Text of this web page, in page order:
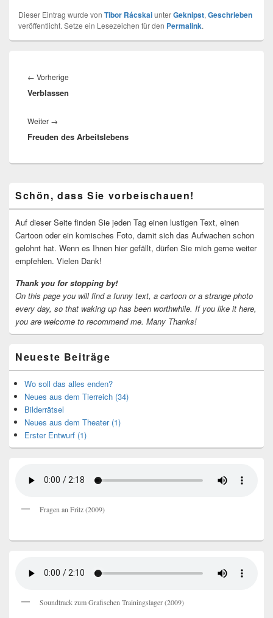
Dieser Eintrag wurde von Tibor RácskaiunterGeknipst, Geschrieben
veröffentlicht. Setze ein Lesezeichen für den Permalink.
← Vorherige
Verblassen
Weiter →
Beitrag:
Freuden des Arbeitslebens
Seitenleisten-
Widgetbereich
Schön, dass Sie vorbeischauen!
Auf dieser Seite finden Sie jeden Tag einen lustigen Text, einen
Cartoon oder ein komisches Foto, damit sich das Aufwachen schon
gelohnt hat. Wenn es Ihnen hier gefällt, dürfen Sie mich gerne weiter
empfehlen. Vielen Dank!
Thank you for stopping by!
On this page you will find a funny text, a cartoon or a strange photo
every day, so that waking up has been worthwhile. If you like it here,
you are welcome to recommend me. Many Thanks!
Neueste Beiträge
Wo soll das alles enden?
Neues aus dem Tierreich (34)
Bilderrätsel
Neues aus dem Theater (1)
Erster Entwurf (1)
Fragen an Fritz (2009)
Soundtrack zum Grafischen Trainingslager (2009)